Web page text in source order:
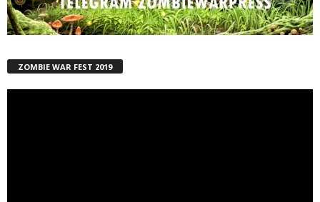
ZOMBIE WAR FEST 2019